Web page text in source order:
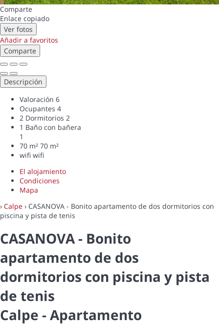
Comparte
Enlace copiado
Ver fotos
Añadir a favoritos
Comparte
Descripción
Valoración 6
Ocupantes 4
2 Dormitorios 2
1 Baño con bañera
1
70 m² 70 m²
wifi wifi
El alojamiento
Condiciones
Mapa
› Calpe › CASANOVA - Bonito apartamento de dos dormitorios con
piscina y pista de tenis
CASANOVA - Bonito
apartamento de dos
dormitorios con piscina y pista
de tenis
Calpe -Apartamento